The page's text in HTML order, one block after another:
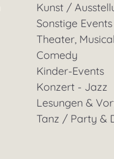
Kunst /
Sonstige Events
Theater,
Comedy
Kinder-Events
Konzert - Jazz
Lesungen &
Tanz / Party &